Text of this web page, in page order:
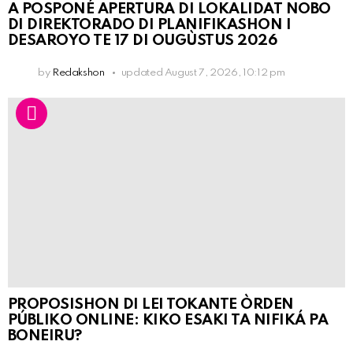
A POSPONÉ APERTURA DI LOKALIDAT NOBO
DI DIREKTORADO DI PLANIFIKASHON I
DESAROYO TE 17 DI OUGÙSTUS 2026
by Redakshon updated August 7, 2026, 10:12 pm
PROPOSISHON DI LEI TOKANTE ÒRDEN
PÚBLIKO ONLINE: KIKO ESAKI TA NIFIKÁ PA
BONEIRU?